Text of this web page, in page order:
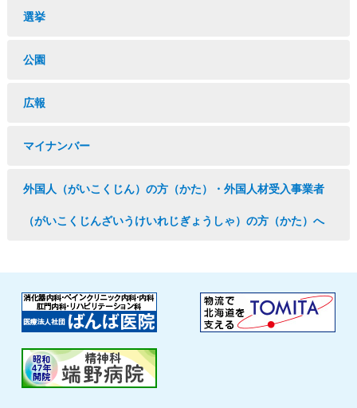
選挙
公園
広報
マイナンバー
外国人（がいこくじん）の方（かた）・外国人材受入事業者
（がいこくじんざいうけいれじぎょうしゃ）の方（かた）へ